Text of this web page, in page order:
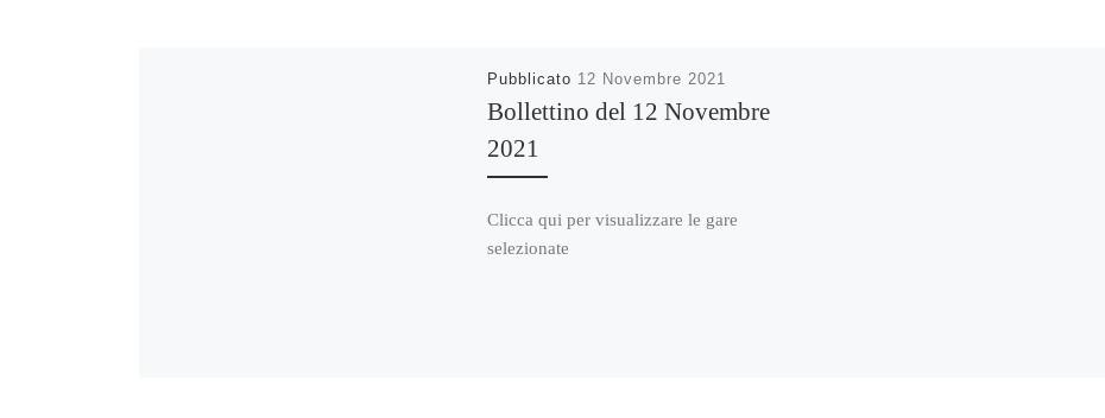
Pubblicato 12 Novembre 2021
Bollettino del 12 Novembre
2021
Clicca qui per visualizzare le gare
selezionate